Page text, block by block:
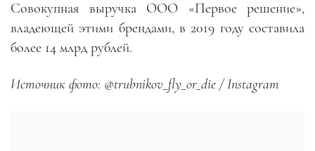
Совокупная выручка ООО «Первое решение»,
владеющей этими брендами, в 2019 году составила
более 14 млрд рублей.
Источник фото: @trubnikov_fly_or_die / Instagram